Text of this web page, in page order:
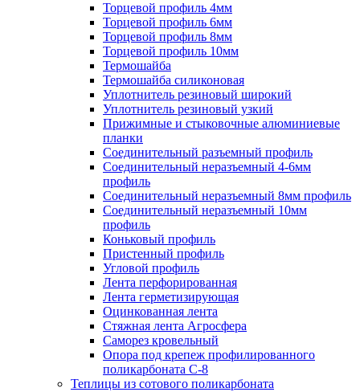
Торцевой профиль 4мм
Торцевой профиль 6мм
Торцевой профиль 8мм
Торцевой профиль 10мм
Термошайба
Термошайба силиконовая
Уплотнитель резиновый широкий
Уплотнитель резиновый узкий
Прижимные и стыковочные алюминиевые
планки
Соединительный разъемный профиль
Соединительный неразъемный 4-6мм
профиль
Соединительный неразъемный 8мм профиль
Соединительный неразъемный 10мм
профиль
Коньковый профиль
Пристенный профиль
Угловой профиль
Лента перфорированная
Лента герметизирующая
Оцинкованная лента
Стяжная лента Агросфера
Саморез кровельный
Опора под крепеж профилированного
поликарбоната С-8
Теплицы из сотового поликарбоната